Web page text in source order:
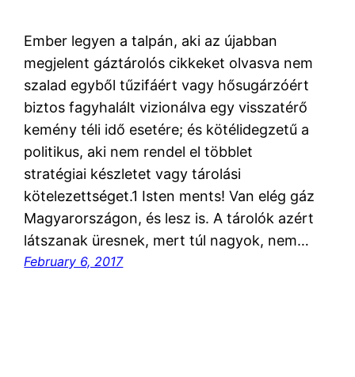
Ember legyen a talpán, aki az újabban
megjelent gáztárolós cikkeket olvasva nem
szalad egyből tűzifáért vagy hősugárzóért
biztos fagyhalált vizionálva egy visszatérő
kemény téli idő esetére; és kötélidegzetű a
politikus, aki nem rendel el többlet
stratégiai készletet vagy tárolási
kötelezettséget.1 Isten ments! Van elég gáz
Magyarországon, és lesz is. A tárolók azért
látszanak üresnek, mert túl nagyok, nem…
February 6, 2017